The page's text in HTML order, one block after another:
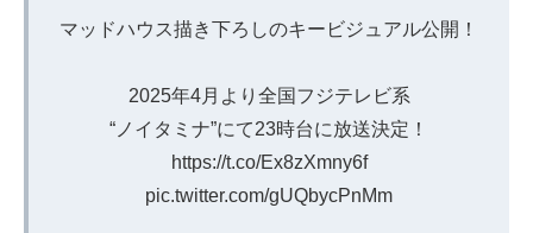
マッドハウス描き下ろしのキービジュアル公開！
2025年4月より全国フジテレビ系
“ノイタミナ”にて23時台に放送決定！
https://t.co/Ex8zXmny6f
pic.twitter.com/gUQbycPnMm